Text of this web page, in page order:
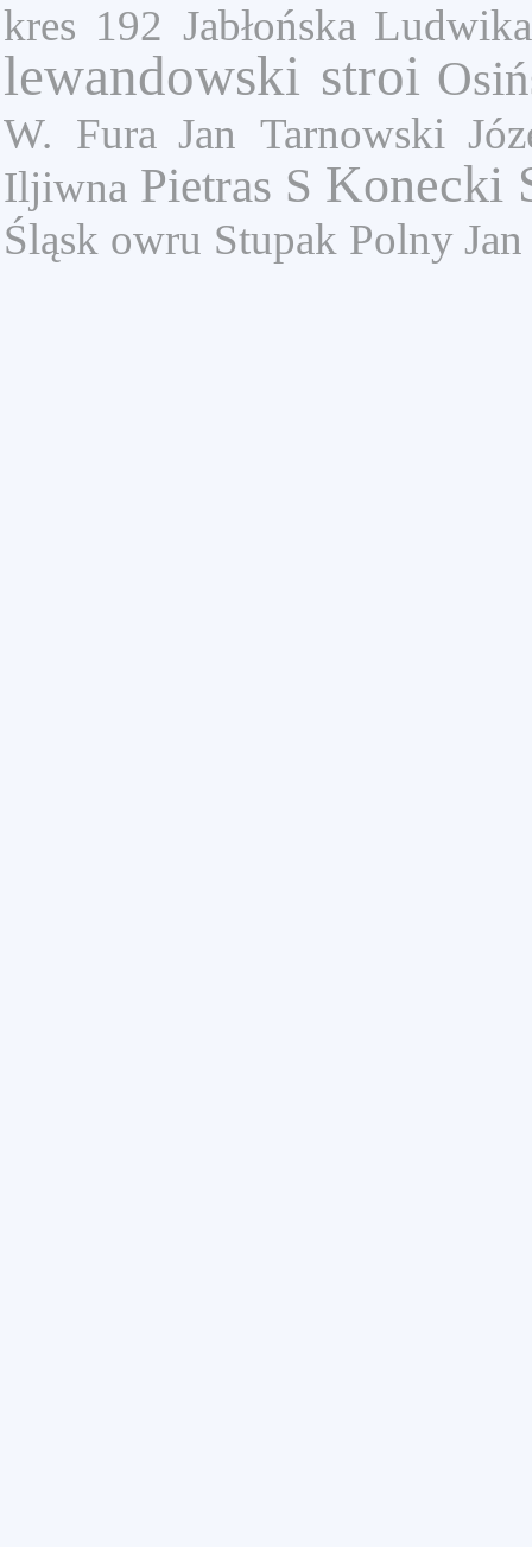
kres 192 Jabłońska Ludwika
lewandowski stroi
W. Fura Jan Tarnowski
Iljiwna Pietras S Konecki
Śląsk owru Stupak Polny Jan